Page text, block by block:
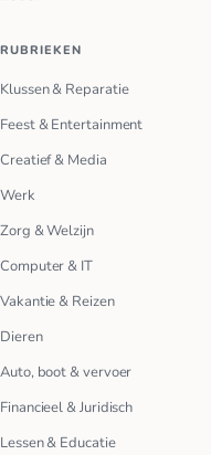
RUBRIEKEN
Klussen & Reparatie
Feest & Entertainment
Creatief & Media
Werk
Zorg & Welzijn
Computer & IT
Vakantie & Reizen
Dieren
Auto, boot & vervoer
Financieel & Juridisch
Lessen & Educatie